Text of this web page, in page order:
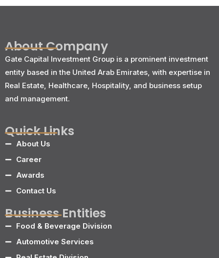
About Company
Gate Capital Investment Group is a prominent investment
entity based in the United Arab Emirates, with expertise in
Real Estate, Healthcare, Hospitality, and business setup
and management.
Quick Links
About Us
Career
Awards
Contact Us
Business Entities
Food & Beverage Division
Automotive Services